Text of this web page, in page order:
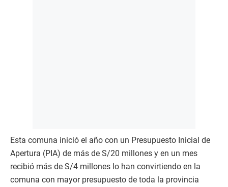
Esta comuna inició el año con un Presupuesto Inicial de
Apertura (PIA) de más de S/20 millones y en un mes
recibió más de S/4 millones lo han convirtiendo en la
comuna con mayor presupuesto de toda la provincia